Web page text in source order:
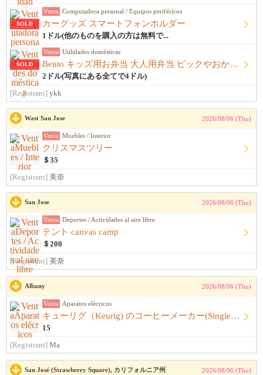
SOLD
Venta Computadora personal / Equipos periféricos
カーグッズ スマートフォンホルダー
1ドル(他のものを購入の方は無料で...
SOLD
Venta Utilidades domésticas
Bento キッズ用お弁当 大人用弁当 ピックやおかずカップ他
2ドル(写真にある全てで4ドル)
[Registrant] ykk
Wast San Jose 2026/08/06 (Thu)
Venta Muebles / Interior
クリスマスツリー
＄35
[Registrant] 美奈
San Jose 2026/08/06 (Thu)
Venta Deportes / Actividades al aire libre
テント canvas camp
＄200
[Registrant] 美奈
Albany 2026/08/06 (Thu)
Venta Aparatos elécricos
キューリグ（Keurig) のコーヒーメーカー(Single Serve Coffee) Maker
15
[Registrant] Ma
San José (Strawberry Square), カリフォルニア州 2026/08/06 (Thu)